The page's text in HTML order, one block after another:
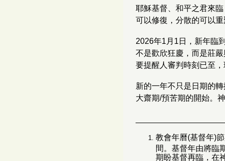
耶穌基督、和平之君來
可以修復，分散的可以
2026年1月1日，新年臨
不是歡欣狂慶，而是莊
要提醒人審判時刻已至
新的一年不只是日期的
大齋期/預苦期的開始。
教會年曆(基督年)
間。基督年由將臨
期盼基督再臨，在